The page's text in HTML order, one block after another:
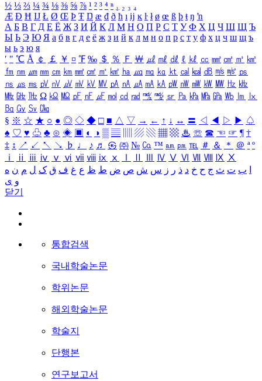
½ ⅓ ⅔ ¼ ¾ ⅛ ⅜ ⅝ ⅞ ¹ ² ³ ⁴ ⁿ ₁ ₂ ₃ ₄
Æ Ð Ħ Ĳ Ł Ø Œ Þ Ŧ Ŋ æ đ ð ħ ı ĳ ĸ ŀ ł ø œ ß þ ŧ ŋ ŉ
А Б В Г Д Е Ё Ж З И Й К Л М Н О П Р С Т У Ф Х Ц Ч Ш Щ Ъ
Ы Ь Э Ю Я а б в г д е ё ж з и й к л м н о п р с т у ф х ц ч ш щ ъ
ы ь э ю я
′ ″ ℃ Å ￠ ￡ ￥ ¤ ℉ ‰ ＄ ％ Ｆ ￦ ㎕ ㎖ ㎗ ℓ ㎘ ㏄ ㎣ ㎤ ㎥ ㎦
㎙ ㎚ ㎛ ㎜ ㎝ ㎞ ㎟ ㎠ ㎡ ㎢ ㏊ ㎍ ㎎ ㎏ ㏏ ㎈ ㎉ ㏈ ㎧ ㎨ ㎰
㎱ ㎲ ㎳ ㎴ ㎵ ㎶ ㎷ ㎸ ㎹ ㎀ ㎁ ㎂ ㎃ ㎄ ㎺ ㎻ ㎽ ㎾ ㎿ ㎐ ㎑
㎒ ㎓ ㎔ Ω ㏀ ㏁ ㎊ ㎋ ㎌ ㏖ ㏅ ㎭ ㎮ ㎯ ㏛ ㎩ ㎪ ㎫ ㎬ ㏝ ㏐
㏓
㏃ ㏉ ㏜ ㏆
§ ※ ☆ ★ ○ ● ◎ ◇ ◆ □ ■ △ ▽ → ← ↑ ↓ ↔ 〓 ◁ ◀ ▷ ▶ ♤
♠ ♡ ♥ ♧ ♣ ⊙ ◈ ▣ ◐ ◑ ▒ ▤ ▨ ▧ ▦ ▩ ♨ ☏ ☎ ☜ ☞ ¶ †
‡ ↕ ↗ ↙ ↖ ↘ ♭ ♩ ♪ ♬ ㉿ ㈜ № ㏇ ™ ㏂ ㏘ ℡ ＃ ＆ ＊ ＠ ª º
ⅰ
ⅱ ⅲ ⅳ ⅴ ⅵ ⅶ ⅷ ⅸ ⅹ Ⅳ Ⅴ Ⅵ Ⅶ Ⅷ Ⅸ Ⅹ
ب ت ث ج ح خ د ذ ر ز س ش ص ض ط ظ ع غ ف ق ک ل م ن ه
و ی
닫기
통합검색
국내학술논문
학위논문
해외학술논문
학술지
단행본
연구보고서